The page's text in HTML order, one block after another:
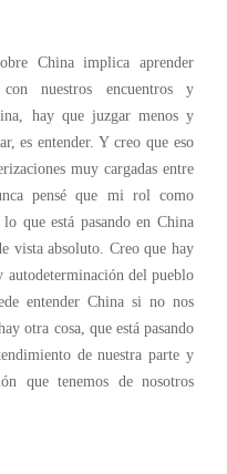
China implica aprender
nuestros encuentros y
hay que juzgar menos y
es entender. Y creo que eso
muy cargadas entre
pensé que mi rol como
que está pasando en China
vista absoluto. Creo que hay
autodeterminación del pueblo
entender China si no nos
otra cosa, que está pasando
de nuestra parte y
que tenemos de nosotros